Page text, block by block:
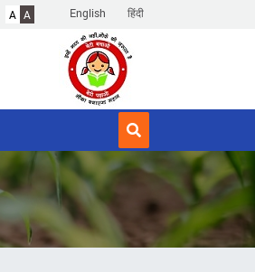
English हिंदी
A A